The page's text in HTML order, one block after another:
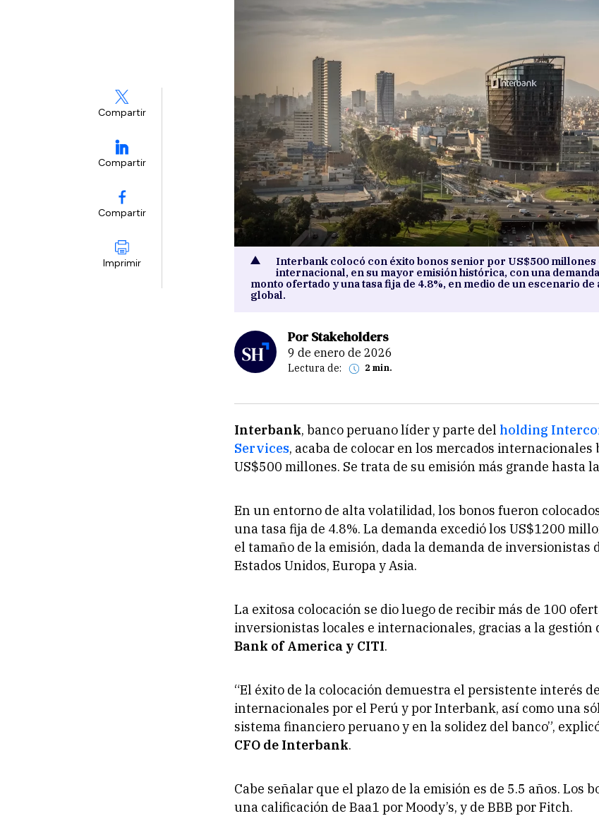
Compartir
Compartir
Compartir
Imprimir
Interbank colocó con éxito bonos senior por US$500 millones
internacional, en su mayor emisión histórica, con una
monto ofertado y una tasa fija de 4.8%, en medio de un escenario de
global.
Por Stakeholders
9 de enero de 2026
Lectura de: 2 min.
Interbank, banco peruano líder y parte del holding
Services, acaba de colocar en los mercados internacionales
US$500 millones. Se trata de su emisión más grande hasta
En un entorno de alta volatilidad, los bonos fueron
una tasa fija de 4.8%. La demanda excedió los US$1200
el tamaño de la emisión, dada la demanda de inversionistas
Estados Unidos, Europa y Asia.
La exitosa colocación se dio luego de recibir más de 100
inversionistas locales e internacionales, gracias a la gestión
Bank of America y CITI.
“El éxito de la colocación demuestra el persistente interés
internacionales por el Perú y por Interbank, así como una
sistema financiero peruano y en la solidez del banco”,
CFO de Interbank.
Cabe señalar que el plazo de la emisión es de 5.5 años. Los
una calificación de Baa1 por Moody’s, y de BBB por Fitch.